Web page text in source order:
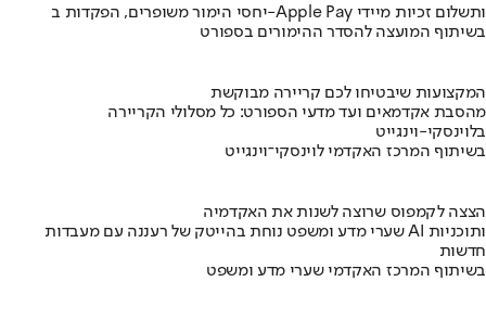
יחסי הימור משופרים, הפקדות ב-Apple Pay ותשלום זכיות מיידי
בשיתוף המועצה להסדר ההימורים בספורט
המקצועות שיבטיחו לכם קריירה מבוקשת
מהסבת אקדמאים ועד מדעי הספורט: כל מסלולי הקריירה
בלוינסקי-וינגייט
בשיתוף המרכז האקדמי לוינסקי־וינגייט
הצצה לקמפוס שרוצה לשנות את האקדמיה
שערי מדע ומשפט נוחת בהייטק של רעננה עם מעבדות AI ותוכניות
חדשות
בשיתוף המרכז האקדמי שערי מדע ומשפט